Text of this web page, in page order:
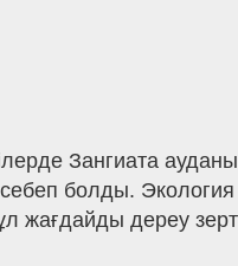
Зангиата
болды. Экология
жағдайды дереу